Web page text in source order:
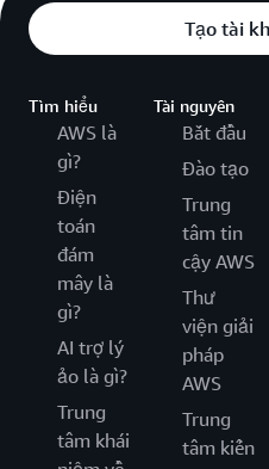
Tạo tài
Tìm hiểu
AWS là
gì?
Điện
toán
đám
mây là
gì?
AI trợ lý
ảo là gì?
Trung
tâm khái
Tài nguyên
Bắt đầu
Đào tạo
Trung
tâm tin
cậy AWS
Thư
viện giải
pháp
AWS
Trung
tâm kiến